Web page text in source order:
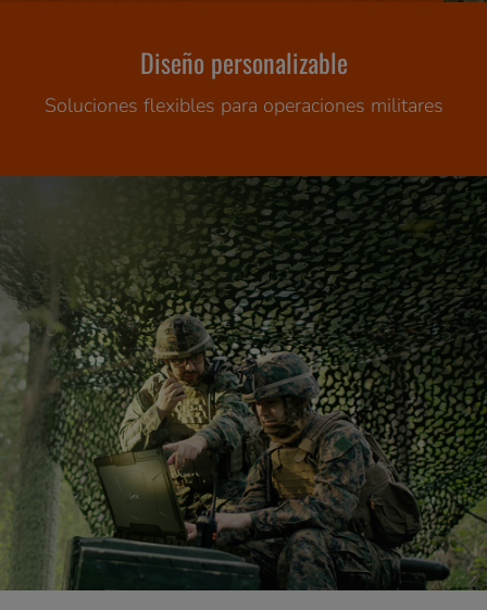
Diseño personalizable
Soluciones flexibles para operaciones militares